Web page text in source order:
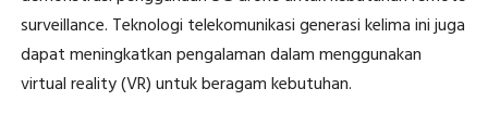
surveillance. Teknologi telekomunikasi generasi kelima ini juga
dapat meningkatkan pengalaman dalam menggunakan
virtual reality (VR) untuk beragam kebutuhan.